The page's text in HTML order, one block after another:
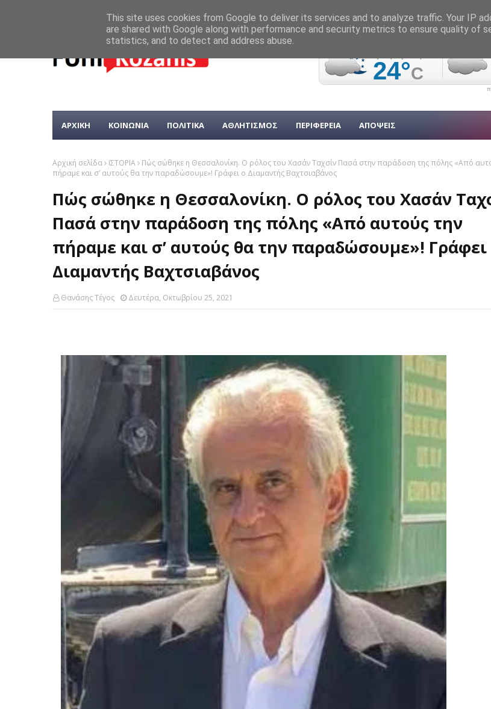
ΑΡΧΙΚΗ ΚΟΙΝΩΝΙΑ ΠΟΛΙΤΙΚΑ ΑΘΛΗΤΙΣΜΟΣ ΠΕΡΙΦΕΡΕΙΑ ΑΠΟΨΕΙΣ
Αρχική σελίδα ΙΣΤΟΡΙΑ
Πώς σώθηκε η Θεσσαλονίκη. Ο ρόλος του Χασάν Ταχσίν Πασά στην παράδοση της πόλης «Από
πήραμε και σ’ αυτούς θα την παραδώσουμε»! Γράφει ο Διαμαντής Βαχτσιαβάνος
Πώς σώθηκε η Θεσσαλονίκη. Ο ρόλος του Χασάν
Πασά στην παράδοση της πόλης «Από αυτούς την
πήραμε και σ’ αυτούς θα την παραδώσουμε»! Γράφει
Διαμαντής Βαχτσιαβάνος
Θανάσης Τέγος Δευτέρα, Οκτωβρίου 25, 2021
This site uses cookies from Google to deliver its services and to analyze traffic. Your IP
are shared with Google along with performance and security metrics to ensure quality of
statistics, and to detect and address abuse.